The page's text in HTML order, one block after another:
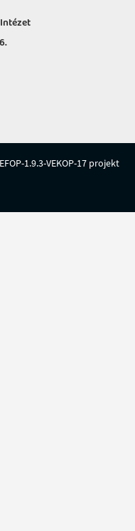
1.9.3-VEKOP-17 projekt